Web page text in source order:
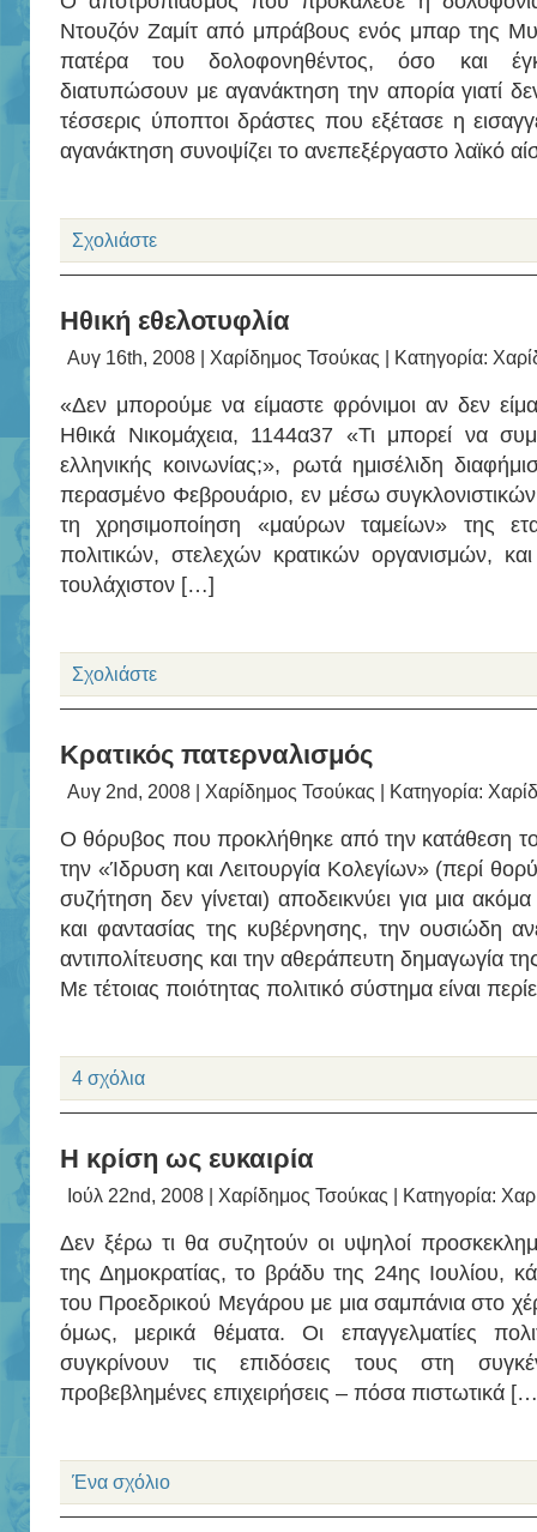
Ντουζόν Ζαμίτ από μπράβους ενός μπαρ της
πατέρα του δολοφονηθέντος, όσο και
διατυπώσουν με αγανάκτηση την απορία γιατί
τέσσερις ύποπτοι δράστες που εξέτασε η
αγανάκτηση συνοψίζει το ανεπεξέργαστο λαϊκό
Σχολιάστε
Ηθική εθελοτυφλία
Αυγ 16th, 2008 | Χαρίδημος Τσούκας | Κατηγορία:
«Δεν μπορούμε να είμαστε φρόνιμοι αν δεν
Ηθικά Νικομάχεια, 1144α37 «Τι μπορεί να
ελληνικής κοινωνίας;», ρωτά ημισέλιδη
περασμένο Φεβρουάριο, εν μέσω
τη χρησιμοποίηση «μαύρων ταμείων» της
πολιτικών, στελεχών κρατικών οργανισμών,
τουλάχιστον […]
Σχολιάστε
Κρατικός πατερναλισμός
Αυγ 2nd, 2008 | Χαρίδημος Τσούκας | Κατηγορία:
Ο θόρυβος που προκλήθηκε από την κατάθεση
την «Ίδρυση και Λειτουργία Κολεγίων» (περί
συζήτηση δεν γίνεται) αποδεικνύει για μια
και φαντασίας της κυβέρνησης, την ουσιώδη
αντιπολίτευσης και την αθεράπευτη δημαγωγία
Με τέτοιας ποιότητας πολιτικό σύστημα είναι
4 σχόλια
Η κρίση ως ευκαιρία
Ιούλ 22nd, 2008 | Χαρίδημος Τσούκας | Κατηγορία:
Δεν ξέρω τι θα συζητούν οι υψηλοί
της Δημοκρατίας, το βράδυ της 24ης Ιουλίου,
του Προεδρικού Μεγάρου με μια σαμπάνια στο
όμως, μερικά θέματα. Οι επαγγελματίες
συγκρίνουν τις επιδόσεις τους στη
προβεβλημένες επιχειρήσεις – πόσα πιστωτικά
Ένα σχόλιο